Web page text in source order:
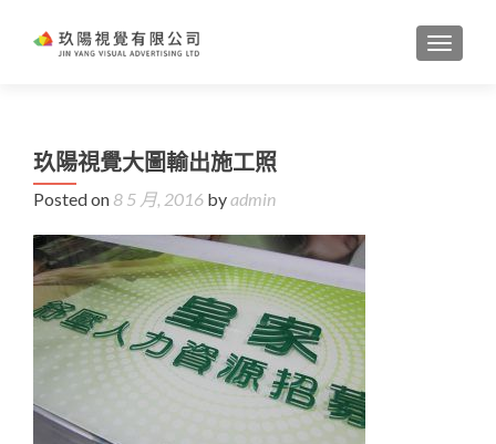
玖陽視覺大圖輸出施工照
Posted on 8 5 月, 2016 byadmin